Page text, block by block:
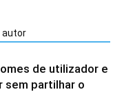
autor
de utilizador e
sem partilhar o